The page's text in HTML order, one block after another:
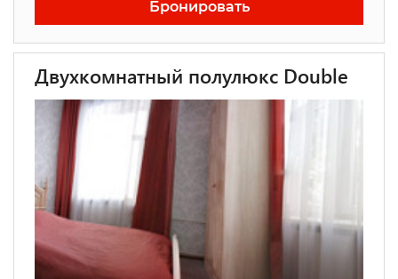
Бронировать
Двухкомнатный полулюкс Double